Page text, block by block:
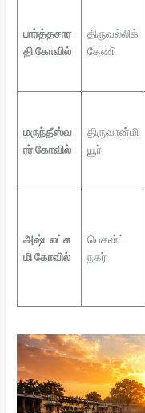
பார்த்தசார
தி கோவில்
திருவல்லிக்
கேணி
மருந்தீஸ்வ
ரர் கோவில்
திருவான்மி
யூர்
அஷ்டலட்சு
மி கோவில்
பெசன்ட்
நகர்